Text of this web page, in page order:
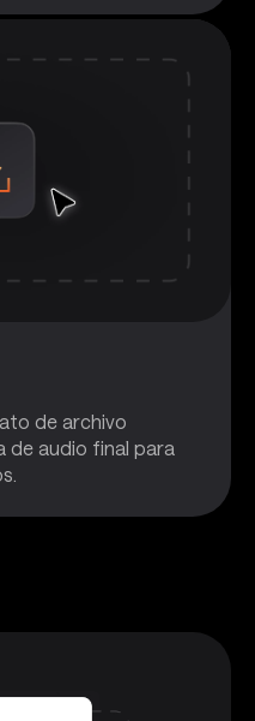
de archivo
de audio final para